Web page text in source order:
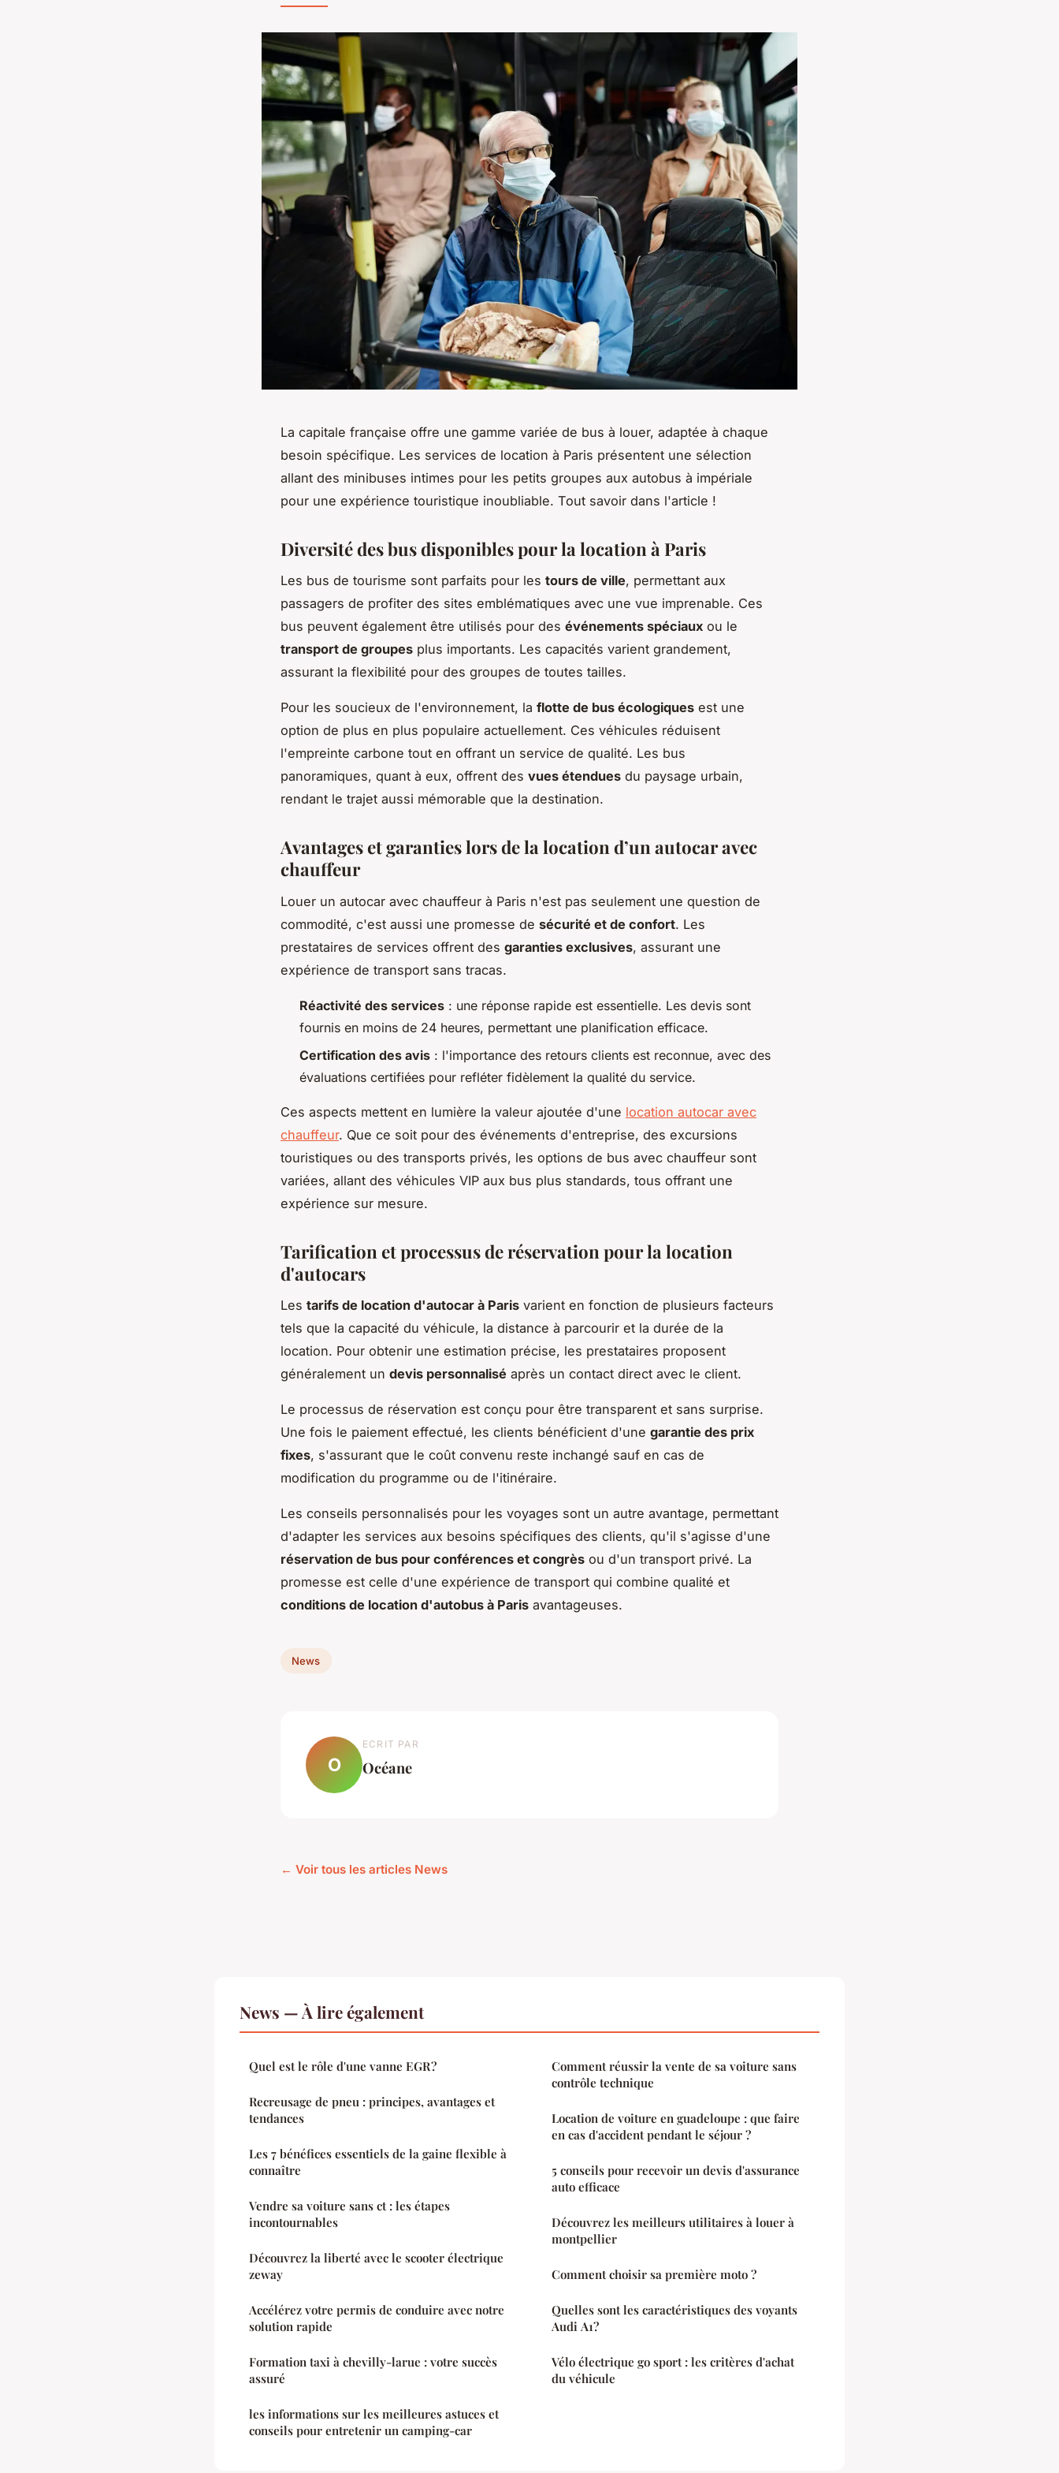
La capitale française offre une gamme variée de bus à louer, adaptée à chaque
besoin spécifique. Les services de location à Paris présentent une sélection
allant des minibuses intimes pour les petits groupes aux autobus à impériale
pour une expérience touristique inoubliable. Tout savoir dans l'article !
Diversité des bus disponibles pour la location à Paris
Les bus de tourisme sont parfaits pour les tours de ville, permettant aux
passagers de profiter des sites emblématiques avec une vue imprenable. Ces
bus peuvent également être utilisés pour des événements spéciaux ou le
transport de groupes plus importants. Les capacités varient grandement,
assurant la flexibilité pour des groupes de toutes tailles.
Pour les soucieux de l'environnement, la flotte de bus écologiques est une
option de plus en plus populaire actuellement. Ces véhicules réduisent
l'empreinte carbone tout en offrant un service de qualité. Les bus
panoramiques, quant à eux, offrent des vues étendues du paysage urbain,
rendant le trajet aussi mémorable que la destination.
Avantages et garanties lors de la location d’un autocar avec
chauffeur
Louer un autocar avec chauffeur à Paris n'est pas seulement une question de
commodité, c'est aussi une promesse de sécurité et de confort. Les
prestataires de services offrent des garanties exclusives, assurant une
expérience de transport sans tracas.
Réactivité des services : une réponse rapide est essentielle. Les devis sont
fournis en moins de 24 heures, permettant une planification efficace.
Certification des avis : l'importance des retours clients est reconnue, avec des
évaluations certifiées pour refléter fidèlement la qualité du service.
Ces aspects mettent en lumière la valeur ajoutée d'une location autocar avec
chauffeur. Que ce soit pour des événements d'entreprise, des excursions
touristiques ou des transports privés, les options de bus avec chauffeur sont
variées, allant des véhicules VIP aux bus plus standards, tous offrant une
expérience sur mesure.
Tarification et processus de réservation pour la location
d'autocars
Les tarifs de location d'autocar à Paris varient en fonction de plusieurs facteurs
tels que la capacité du véhicule, la distance à parcourir et la durée de la
location. Pour obtenir une estimation précise, les prestataires proposent
généralement un devis personnalisé après un contact direct avec le client.
Le processus de réservation est conçu pour être transparent et sans surprise.
Une fois le paiement effectué, les clients bénéficient d'une garantie des prix
fixes, s'assurant que le coût convenu reste inchangé sauf en cas de
modification du programme ou de l'itinéraire.
Les conseils personnalisés pour les voyages sont un autre avantage, permettant
d'adapter les services aux besoins spécifiques des clients, qu'il s'agisse d'une
réservation de bus pour conférences et congrès ou d'un transport privé. La
promesse est celle d'une expérience de transport qui combine qualité et
conditions de location d'autobus à Paris avantageuses.
News
O
ECRIT PAR
Océane
← Voir tous les articles News
News — À lire également
Quel est le rôle d'une vanne EGR ?
Recreusage de pneu : principes, avantages et
tendances
Les 7 bénéfices essentiels de la gaine flexible à
connaître
Vendre sa voiture sans ct : les étapes
incontournables
Découvrez la liberté avec le scooter électrique
zeway
Accélérez votre permis de conduire avec notre
solution rapide
Formation taxi à chevilly-larue : votre succès
assuré
les informations sur les meilleures astuces et
conseils pour entretenir un camping-car
Comment réussir la vente de sa voiture sans
contrôle technique
Location de voiture en guadeloupe : que faire
en cas d'accident pendant le séjour ?
5 conseils pour recevoir un devis d'assurance
auto efficace
Découvrez les meilleurs utilitaires à louer à
montpellier
Comment choisir sa première moto ?
Quelles sont les caractéristiques des voyants
Audi A1?
Vélo électrique go sport : les critères d'achat
du véhicule